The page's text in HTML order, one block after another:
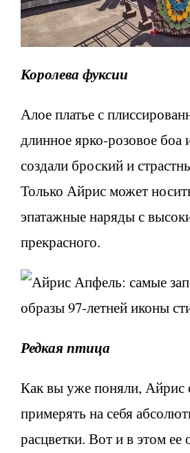
Королева фуксии
Алое платье с
длинное ярко-розовое боа
создали броский и
Только Айрис может
эпатажные наряды с
прекрасного.
Редкая птица
Как вы уже поняли, Айрис
примерять на себя
расцветки. Вот и в этом ее